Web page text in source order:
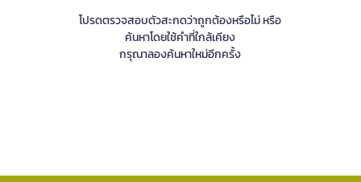
โปรดตรวจสอบตัวสะกดว่าถูกต้องหรือไม่ หรือ
ค้นหาโดยใช้คำที่ใกล้เคียง
กรุณาลองค้นหาใหม่อีกครั้ง